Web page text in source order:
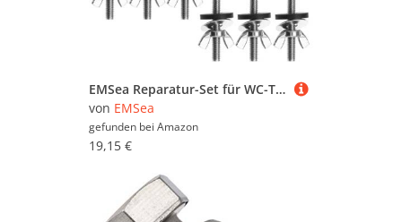
EMSea Reparatur-Set für WC-Tankschrauben und Unterlegscheiben, M6 x 100 mm, undichte WC-Kupplung, Spülkastenschrauben, Befestigungsset für geteilte Toiletten, Edelstahl, 6 Stück
von EMSea
gefunden bei Amazon
19,15 €